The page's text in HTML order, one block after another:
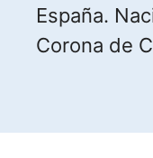
España.
Corona de